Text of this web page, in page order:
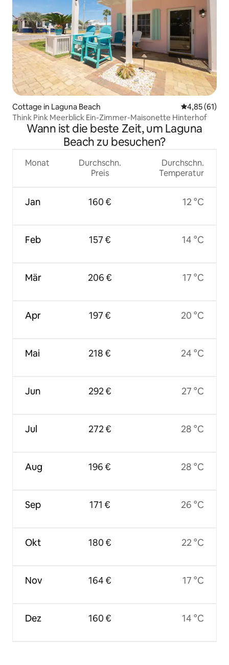
Cottage in Laguna Beach
4,85 (61)
Think Pink Meerblick Ein-Zimmer-Maisonette Hinterhof
Wann ist die beste Zeit, um Laguna
Beach zu besuchen?
Monat
Jan
Feb
Mär
Apr
Mai
Jun
Jul
Aug
Sep
Okt
Nov
Dez
Durchschn.
Preis
160 €
157 €
206 €
197 €
218 €
292 €
272 €
196 €
171 €
180 €
164 €
160 €
Durchschn.
Temperatur
12 °C
14 °C
17 °C
20 °C
24 °C
27 °C
28 °C
28 °C
26 °C
22 °C
17 °C
14 °C